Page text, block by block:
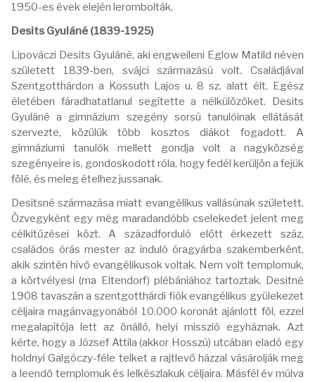
1950-es évek elején lerombolták.
Desits Gyuláné (1839-1925)
Lipováczi Desits Gyuláné, aki engweileni Eglow Matild néven
született 1839-ben, svájci származású volt. Családjával
Szentgotthárdon a Kossuth Lajos u. 8 sz. alatt élt. Egész
életében fáradhatatlanul segítette a nélkülözőket. Desits
Gyuláné a gimnázium szegény sorsú tanulóinak ellátását
szervezte, közülük több kosztos diákot fogadott. A
gimnáziumi tanulók mellett gondja volt a nagyközség
szegényeire is, gondoskodott róla, hogy fedél kerüljön a fejük
fölé, és meleg ételhez jussanak.
Desitsné származása miatt evangélikus vallásúnak született.
Özvegyként egy még maradandóbb cselekedet jelent meg
célkitűzései közt. A századforduló előtt érkezett száz,
családos órás mester az induló óragyárba szakemberként,
akik szintén hívő evangélikusok voltak. Nem volt templomuk,
a körtvélyesi (ma Eltendorf) plébániához tartoztak. Desitné
1908 tavaszán a szentgotthárdi fiók evangélikus gyülekezet
céljaira magánvagyonából 10.000 koronát ajánlott föl, ezzel
megalapítója lett az önálló, helyi misszió egyháznak. Azt
kérte, hogy a József Attila (akkor Hosszú) utcában eladó egy
holdnyi Galgóczy-féle telket a rajtlevő házzal vásárolják meg
a leendő templomuk és lelkészlakuk céljaira. Másfél év múlva